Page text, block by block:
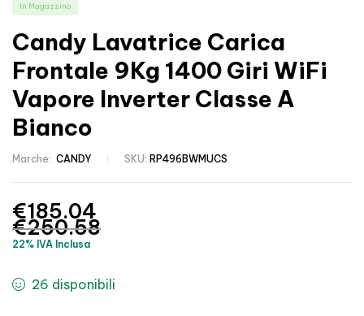
In Magazzino
Candy Lavatrice Carica
Frontale 9Kg 1400 Giri WiFi
Vapore Inverter Classe A
Bianco
Marche: CANDY SKU: RP496BWMUCS
€250.58
€185.04
22% IVA Inclusa
26 disponibili